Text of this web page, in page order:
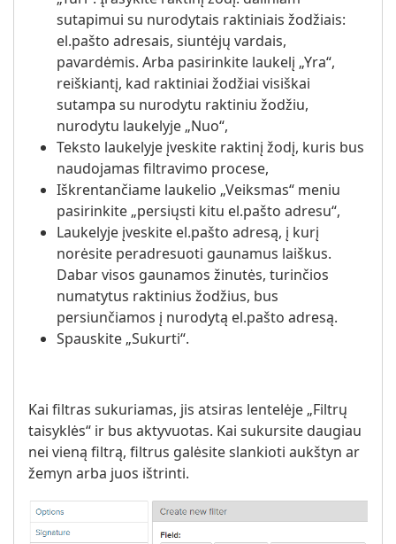
sutapimui su nurodytais raktiniais žodžiais:
el.pašto adresais, siuntėjų vardais,
pavardėmis. Arba pasirinkite laukelį „Yra“,
reiškiantį, kad raktiniai žodžiai visiškai
sutampa su nurodytu raktiniu žodžiu,
nurodytu laukelyje „Nuo“,
Teksto laukelyje įveskite raktinį žodį, kuris bus
naudojamas filtravimo procese,
Iškrentančiame laukelio „Veiksmas“ meniu
pasirinkite „persiųsti kitu el.pašto adresu“,
Laukelyje įveskite el.pašto adresą, į kurį
norėsite peradresuoti gaunamus laiškus.
Dabar visos gaunamos žinutės, turinčios
numatytus raktinius žodžius, bus
persiunčiamos į nurodytą el.pašto adresą.
Spauskite „Sukurti“.
Kai filtras sukuriamas, jis atsiras lentelėje „Filtrų
taisyklės“ ir bus aktyvuotas. Kai sukursite daugiau
nei vieną filtrą, filtrus galėsite slankioti aukštyn ar
žemyn arba juos ištrinti.